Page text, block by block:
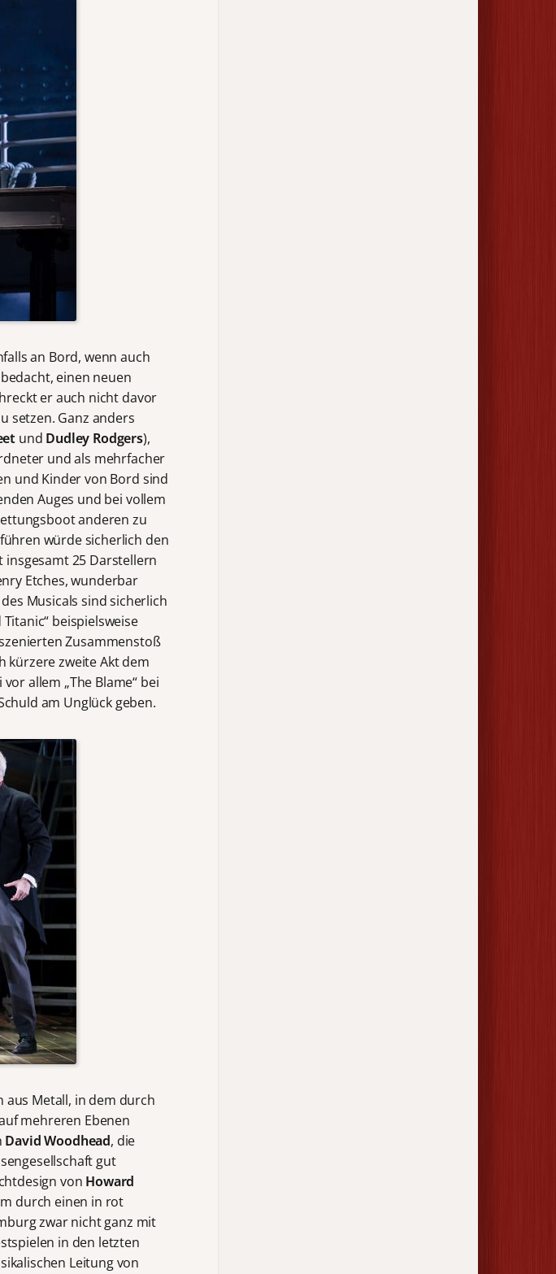
an Bord, wenn auch
einen neuen
er auch nicht davor
setzen. Ganz anders
und Dudley Rodgers),
und als mehrfacher
und Kinder von Bord sind
Auges und bei vollem
anderen zu
würde sicherlich den
insgesamt 25 Darstellern
Etches, wunderbar
Musicals sind sicherlich
beispielsweise
Zusammenstoß
kürzere zweite Akt dem
allem „The Blame“ bei
am Unglück geben.
aus Metall, in dem durch
mehreren Ebenen
David Woodhead, die
gut
von Howard
durch einen in rot
zwar nicht ganz mit
in den letzten
Leitung von